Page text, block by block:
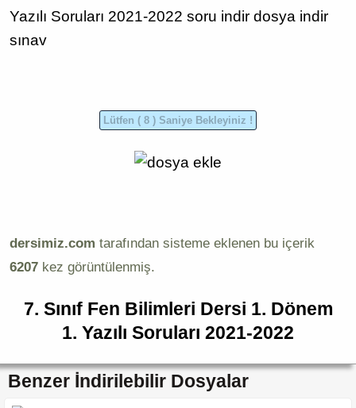
Yazılı Soruları 2021-2022 soru indir dosya indir
sınav
dersimiz.com tarafından sisteme eklenen bu içerik
6207 kez görüntülenmiş.
7. Sınıf Fen Bilimleri Dersi 1. Dönem
1. Yazılı Soruları 2021-2022
Benzer İndirilebilir Dosyalar